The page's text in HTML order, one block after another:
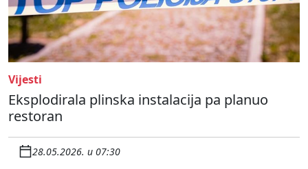
Vijesti
Eksplodirala plinska instalacija pa planuo
restoran
28.05.2026. u 07:30